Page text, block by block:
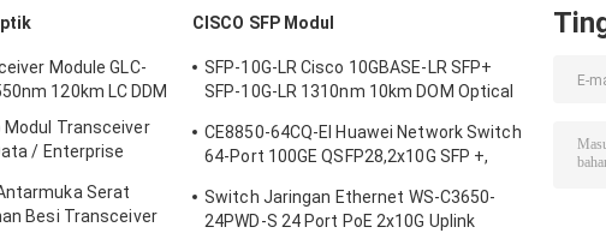
Module GLC-
120km LC DDM
Modul Transceiver
/ Enterprise
Serat
Besi Transceiver
CISCO SFP Modul
SFP-10G-LR Cisco 10GBASE-LR SFP+
SFP-10G-LR 1310nm 10km DOM Optical
CE8850-64CQ-EI Huawei Network Switch
64-Port 100GE QSFP28,2x10G SFP +,
Switch Jaringan Ethernet WS-C3650-
24PWD-S 24 Port PoE 2x10G Uplink